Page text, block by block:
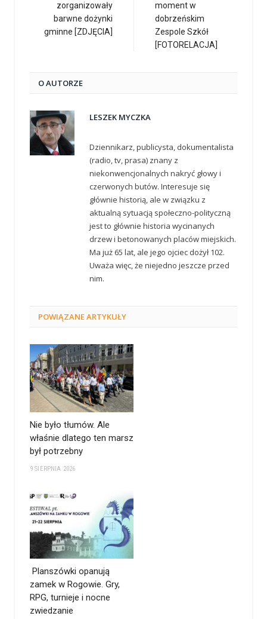
zorganizowały
barwne dożynki
gminne [ZDJĘCIA]
moment w
dobrzeńskim
Zespole Szkół
[FOTORELACJA]
O AUTORZE
LESZEK MYCZKA
Dziennikarz, publicysta, dokumentalista
(radio, tv, prasa) znany z
niekonwencjonalnych nakryć głowy i
czerwonych butów. Interesuje się
głównie historią, ale w związku z
aktualną sytuacją społeczno-polityczną
jest to głównie historia wycinanych
drzew i betonowanych placów miejskich.
Ma już 65 lat, ale jego ojciec dożył 102.
Uważa więc, że niejedno jeszcze przed
nim.
POWIĄZANEARTYKUŁY
Nie było tłumów. Ale
właśnie dlatego ten marsz
był potrzebny
9 SIERPNIA 2026
Planszówki opanują
zamek w Rogowie. Gry,
RPG, turnieje i nocne
zwiedzanie